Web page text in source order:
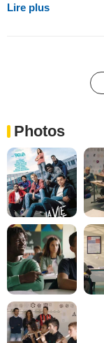
Lire plus
Photos